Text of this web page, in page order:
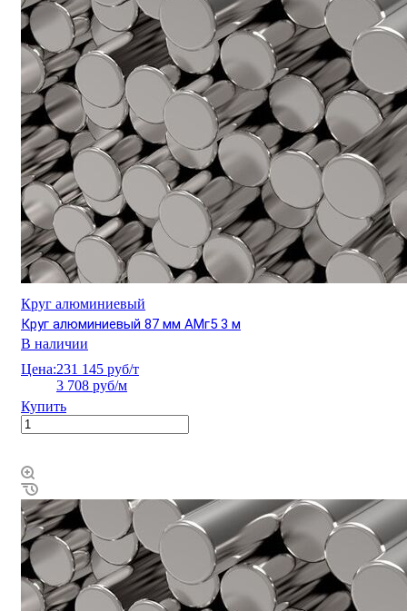
Круг алюминиевый
Круг алюминиевый 87 мм АМг5 3 м
В наличии
Цена:231 145 руб/т
3 708 руб/м
Купить